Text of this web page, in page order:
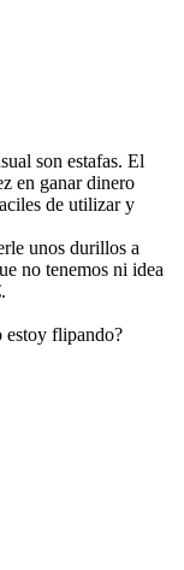
son estafas. El
en ganar dinero
de utilizar y
unos durillos a
no tenemos ni idea
estoy flipando?